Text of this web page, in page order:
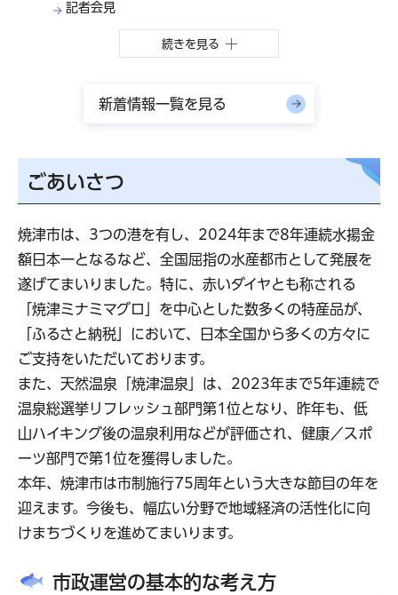
記者会見
続きを見る
新着情報一覧を見る
ごあいさつ
焼津市は、3つの港を有し、2024年まで8年連続水揚金
額日本一となるなど、全国屈指の水産都市として発展を
遂げてまいりました。特に、赤いダイヤとも称される
「焼津ミナミマグロ」を中心とした数多くの特産品が、
「ふるさと納税」において、日本全国から多くの方々に
ご支持をいただいております。
また、天然温泉「焼津温泉」は、2023年まで5年連続で
温泉総選挙リフレッシュ部門第1位となり、昨年も、低
山ハイキング後の温泉利用などが評価され、健康／スポ
ーツ部門で第1位を獲得しました。
本年、焼津市は市制施行75周年という大きな節目の年を
迎えます。今後も、幅広い分野で地域経済の活性化に向
けまちづくりを進めてまいります。
市政運営の基本的な考え方